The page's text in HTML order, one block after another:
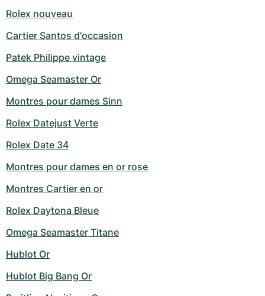
Rolex nouveau
Cartier Santos d'occasion
Patek Philippe vintage
Omega Seamaster Or
Montres pour dames Sinn
Rolex Datejust Verte
Rolex Date 34
Montres pour dames en or rose
Montres Cartier en or
Rolex Daytona Bleue
Omega Seamaster Titane
Hublot Or
Hublot Big Bang Or